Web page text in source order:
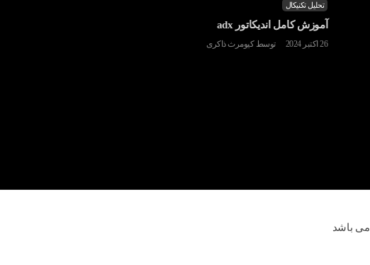
تحلیل تکنیکال
آموزش کامل اندیکاتور adx
26 اکتبر 2024 توسط کیومرث ذاکری
می باشد